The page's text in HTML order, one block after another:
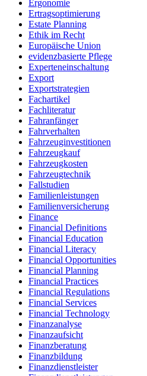
Ergonomie
Ertragsoptimierung
Estate Planning
Ethik im Recht
Europäische Union
evidenzbasierte Pflege
Experteneinschaltung
Export
Exportstrategien
Fachartikel
Fachliteratur
Fahranfänger
Fahrverhalten
Fahrzeuginvestitionen
Fahrzeugkauf
Fahrzeugkosten
Fahrzeugtechnik
Fallstudien
Familienleistungen
Familienversicherung
Finance
Financial Definitions
Financial Education
Financial Literacy
Financial Opportunities
Financial Planning
Financial Practices
Financial Regulations
Financial Services
Financial Technology
Finanzanalyse
Finanzaufsicht
Finanzberatung
Finanzbildung
Finanzdienstleister